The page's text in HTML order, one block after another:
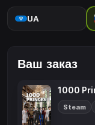
UA
Ваш заказ
1000
Steam